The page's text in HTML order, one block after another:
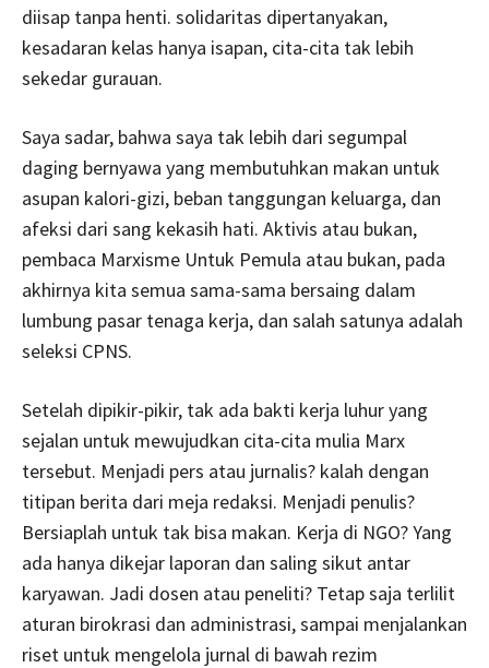
diisap tanpa henti. solidaritas dipertanyakan,
kesadaran kelas hanya isapan, cita-cita tak lebih
sekedar gurauan.
Saya sadar, bahwa saya tak lebih dari segumpal
daging bernyawa yang membutuhkan makan untuk
asupan kalori-gizi, beban tanggungan keluarga, dan
afeksi dari sang kekasih hati. Aktivis atau bukan,
pembaca Marxisme Untuk Pemula atau bukan, pada
akhirnya kita semua sama-sama bersaing dalam
lumbung pasar tenaga kerja, dan salah satunya adalah
seleksi CPNS.
Setelah dipikir-pikir, tak ada bakti kerja luhur yang
sejalan untuk mewujudkan cita-cita mulia Marx
tersebut. Menjadi pers atau jurnalis? kalah dengan
titipan berita dari meja redaksi. Menjadi penulis?
Bersiaplah untuk tak bisa makan. Kerja di NGO? Yang
ada hanya dikejar laporan dan saling sikut antar
karyawan. Jadi dosen atau peneliti? Tetap saja terlilit
aturan birokrasi dan administrasi, sampai menjalankan
riset untuk mengelola jurnal di bawah rezim